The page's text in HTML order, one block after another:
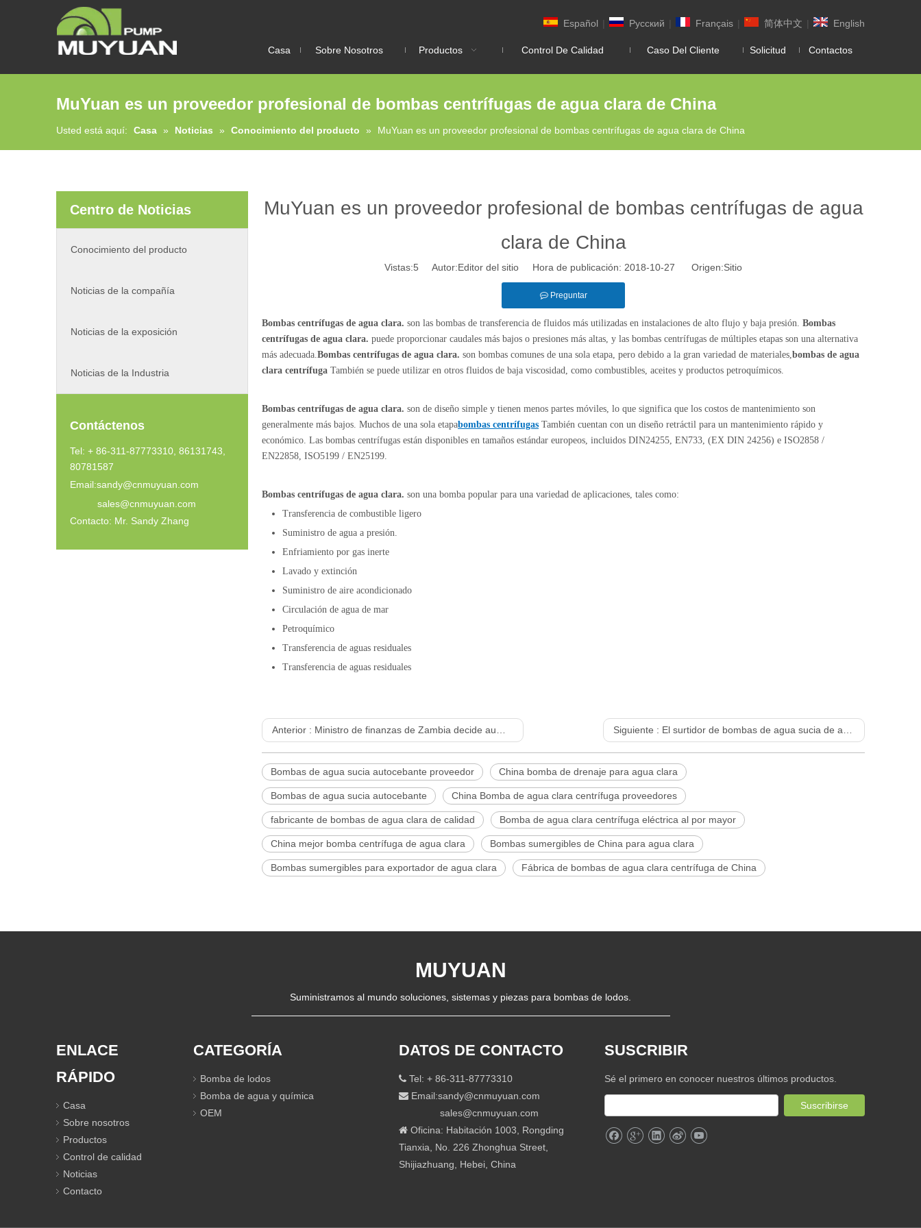
Español | Pусский | Français | 简体中文 | English
Casa Sobre Nosotros Productos Control De Calidad Caso Del Cliente Solicitud Contactos
MuYuan es un proveedor profesional de bombas centrífugas de agua clara de China
Usted está aquí: Casa » Noticias » Conocimiento del producto » MuYuan es un proveedor profesional de bombas centrífugas de agua clara de China
Centro de Noticias
Conocimiento del producto
Noticias de la compañía
Noticias de la exposición
Noticias de la Industria
Contáctenos
Tel: + 86-311-87773310, 86131743,
80781587
Email:sandy@cnmuyuan.com
sales@cnmuyuan.com
Contacto: Mr. Sandy Zhang
MuYuan es un proveedor profesional de bombas centrífugas de agua
clara de China
Vistas:5 Autor:Editor del sitio Hora de publicación: 2018-10-27 Origen:Sitio
Preguntar
Bombas centrífugas de agua clara. son las bombas de transferencia de fluidos más utilizadas en instalaciones de alto flujo y baja presión. Bombas
centrífugas de agua clara. puede proporcionar caudales más bajos o presiones más altas, y las bombas centrífugas de múltiples etapas son una alternativa
más adecuada. Bombas centrífugas de agua clara. son bombas comunes de una sola etapa, pero debido a la gran variedad de materiales, bombas de agua
clara centrífuga También se puede utilizar en otros fluidos de baja viscosidad, como combustibles, aceites y productos petroquímicos.
Bombas centrífugas de agua clara. son de diseño simple y tienen menos partes móviles, lo que significa que los costos de mantenimiento son
generalmente más bajos. Muchos de una sola etapabombas centrífugas También cuentan con un diseño retráctil para un mantenimiento rápido y
económico. Las bombas centrífugas están disponibles en tamaños estándar europeos, incluidos DIN24255, EN733, (EX DIN 24256) e ISO2858 /
EN22858, ISO5199 / EN25199.
Bombas centrífugas de agua clara. son una bomba popular para una variedad de aplicaciones, tales como:
Transferencia de combustible ligero
Suministro de agua a presión.
Enfriamiento por gas inerte
Lavado y extinción
Suministro de aire acondicionado
Circulación de agua de mar
Petroquímico
Transferencia de aguas residuales
Transferencia de aguas residuales
Anterior : Ministro de finanzas de Zambia decide aumentar el impuesto minero Siguiente : El surtidor de bombas de agua sucia de auto cebado explica cómo funcionan las bombas de arranque automático
Bombas de agua sucia autocebante proveedor China bomba de drenaje para agua clara
Bombas de agua sucia autocebante China Bomba de agua clara centrífuga proveedores
fabricante de bombas de agua clara de calidad Bomba de agua clara centrífuga eléctrica al por mayor
China mejor bomba centrífuga de agua clara Bombas sumergibles de China para agua clara
Bombas sumergibles para exportador de agua clara Fábrica de bombas de agua clara centrífuga de China
MUYUAN
Suministramos al mundo soluciones, sistemas y piezas para bombas de lodos.
ENLACE
RÁPIDO
Casa
Sobre nosotros
Productos
Control de calidad
Noticias
Contacto
CATEGORÍA
Bomba de lodos
Bomba de agua y química
OEM
DATOS DE CONTACTO
 Tel: + 86-311-87773310
 Email:sandy@cnmuyuan.com
sales@cnmuyuan.com
 Oficina: Habitación 1003, Rongding
Tianxia, ​​No. 226 Zhonghua Street,
Shijiazhuang, Hebei, China
SUSCRIBIR
Sé el primero en conocer nuestros últimos productos.
Suscribirse